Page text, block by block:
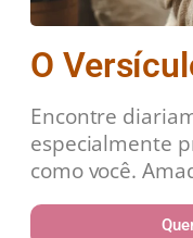
O
Encontre
especialmente
como você.